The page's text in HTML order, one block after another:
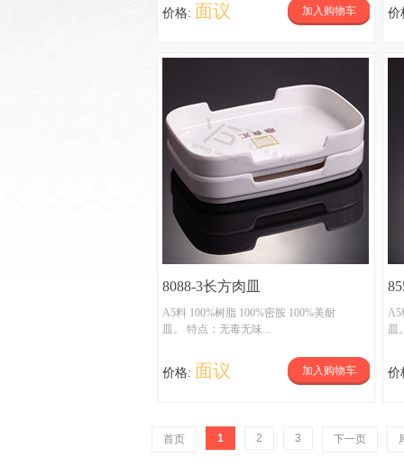
价格: 面议 加入购物车
8088-3长方肉皿
A5料 100%树脂 100%密胺 100%美耐
皿。 特点：无毒无味...
价格: 面议 加入购物车
A5
皿
首页 1 2 3 下一页